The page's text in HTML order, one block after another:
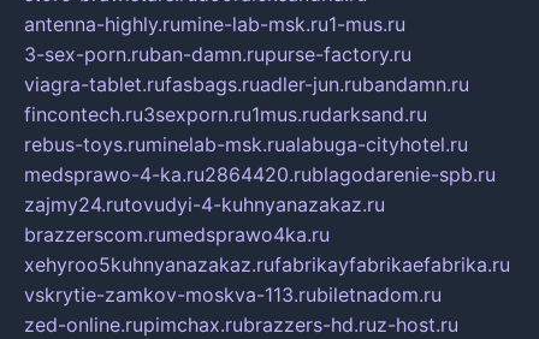
antenna-highly.rumine-lab-msk.ru1-mus.ru
3-sex-porn.ruban-damn.rupurse-factory.ru
viagra-tablet.rufasbags.ruadler-jun.rubandamn.ru
fincontech.ru3sexporn.ru1mus.rudarksand.ru
rebus-toys.ruminelab-msk.rualabuga-cityhotel.ru
medsprawo-4-ka.ru2864420.rublagodarenie-spb.ru
zajmy24.rutovudyi-4-kuhnyanazakaz.ru
brazzerscom.rumedsprawo4ka.ru
xehyroo5kuhnyanazakaz.rufabrikayfabrikaefabrika.ru
vskrytie-zamkov-moskva-113.rubiletnadom.ru
zed-online.rupimchax.rubrazzers-hd.ruz-host.ru